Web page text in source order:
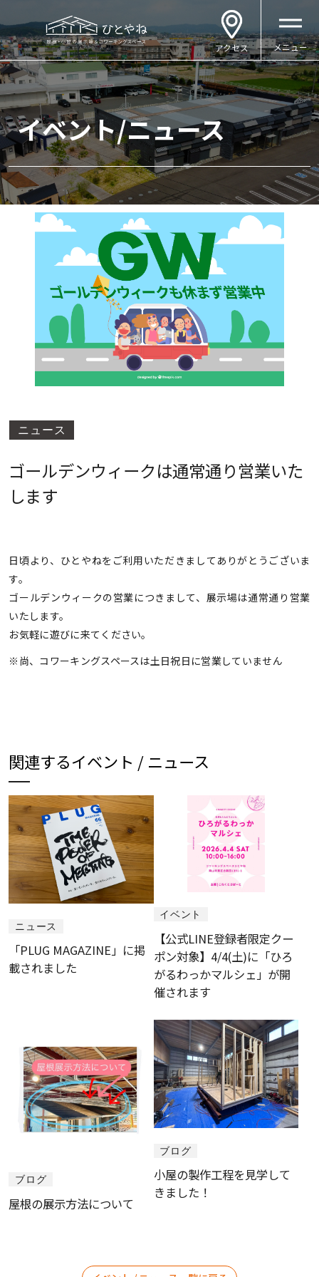
アクセス メニュー
イベント/ニュース
ニュース
ゴールデンウィークは通常通り営業いた
します
日頃より、ひとやねをご利用いただきましてありがとうございま
す。
ゴールデンウィークの営業につきまして、展示場は通常通り営業
いたします。
お気軽に遊びに来てください。
※尚、コワーキングスペースは土日祝日に営業していません
関連するイベント / ニュース
ニュース
「PLUG MAGAZINE」に掲
載されました
イベント
【公式LINE登録者限定クー
ポン対象】4/4(土)に「ひろ
がるわっかマルシェ」が開
催されます
ブログ
屋根の展示方法について
ブログ
小屋の製作工程を見学して
きました！